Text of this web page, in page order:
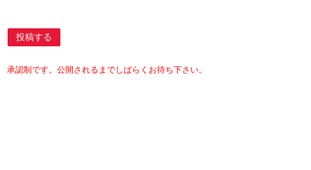
投稿する
承認制です。公開されるまでしばらくお待ち下さい。